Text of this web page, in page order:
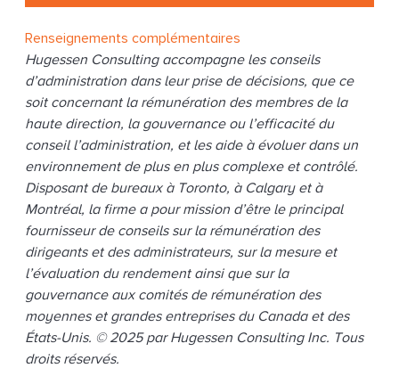
g
Renseignements complémentaires
Hugessen Consulting accompagne les conseils
d’administration dans leur prise de décisions, que ce
soit concernant la rémunération des membres de la
haute direction, la gouvernance ou l’efficacité du
conseil l’administration, et les aide à évoluer dans un
environnement de plus en plus complexe et contrôlé.
Disposant de bureaux à Toronto, à Calgary et à
Montréal, la firme a pour mission d’être le principal
fournisseur de conseils sur la rémunération des
dirigeants et des administrateurs, sur la mesure et
l’évaluation du rendement ainsi que sur la
gouvernance aux comités de rémunération des
moyennes et grandes entreprises du Canada et des
États-Unis. © 2025 par Hugessen Consulting Inc. Tous
droits réservés.